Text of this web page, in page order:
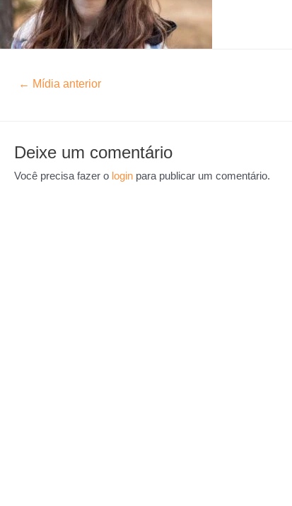
← Mídia anterior
Deixe um comentário
Você precisa fazer o login para publicar um comentário.